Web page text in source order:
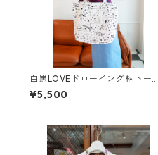
白黒LOVEドローイング柄トート
バッグ【白】
¥5,500